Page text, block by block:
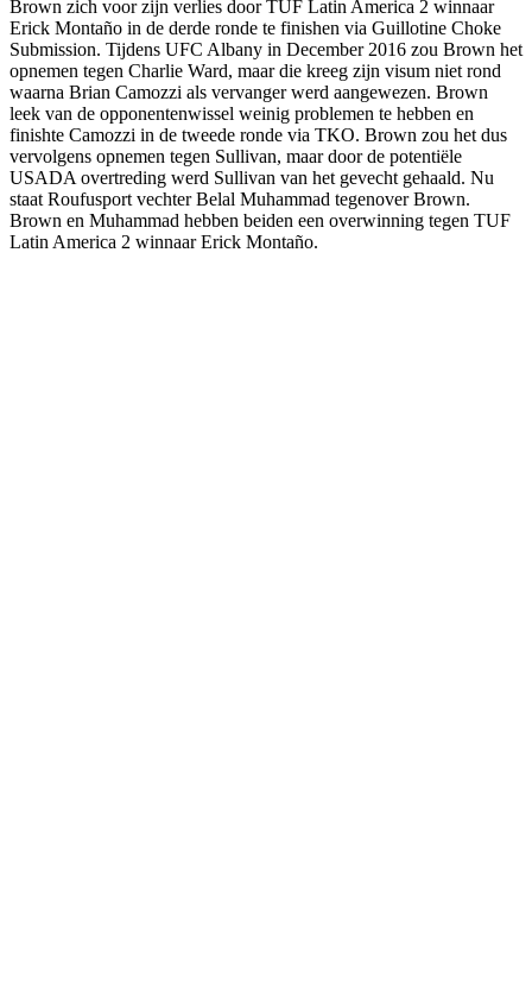
Brown zich voor zijn verlies door TUF Latin America 2 winnaar
Erick Montaño in de derde ronde te finishen via Guillotine Choke
Submission. Tijdens UFC Albany in December 2016 zou Brown het
opnemen tegen Charlie Ward, maar die kreeg zijn visum niet rond
waarna Brian Camozzi als vervanger werd aangewezen. Brown
leek van de opponentenwissel weinig problemen te hebben en
finishte Camozzi in de tweede ronde via TKO. Brown zou het dus
vervolgens opnemen tegen Sullivan, maar door de potentiële
USADA overtreding werd Sullivan van het gevecht gehaald. Nu
staat Roufusport vechter Belal Muhammad tegenover Brown.
Brown en Muhammad hebben beiden een overwinning tegen TUF
Latin America 2 winnaar Erick Montaño.